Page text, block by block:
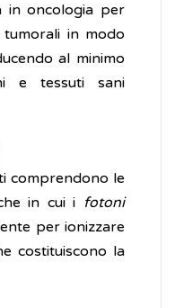
in oncologia per
in modo
al minimo
e tessuti sani
comprendono le
in cui i fotoni
per ionizzare
costituiscono la